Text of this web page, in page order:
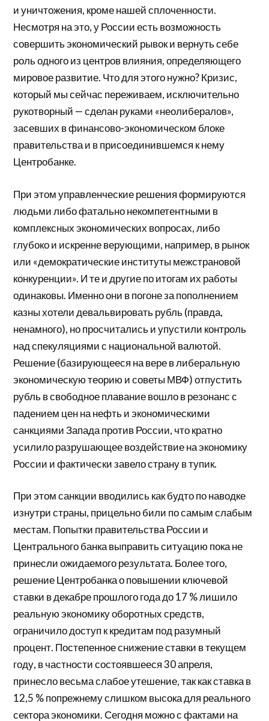
и уничтожения, кроме нашей сплоченности.
Несмотря на это, у России есть возможность
совершить экономический рывок и вернуть себе
роль одного из центров влияния, определяющего
мировое развитие. Что для этого нужно? Кризис,
который мы сейчас переживаем, исключительно
рукотворный — сделан руками «неолибералов»,
засевших в финансово-экономическом блоке
правительства и в присоединившемся к нему
Центробанке.
При этом управленческие решения формируются
людьми либо фатально некомпетентными в
комплексных экономических вопросах, либо
глубоко и искренне верующими, например, в рынок
или «демократические институты межстрановой
конкуренции». И те и другие по итогам их работы
одинаковы. Именно они в погоне за пополнением
казны хотели девальвировать рубль (правда,
ненамного), но просчитались и упустили контроль
над спекуляциями с национальной валютой.
Решение (базирующееся на вере в либеральную
экономическую теорию и советы МВФ) отпустить
рубль в свободное плавание вошло в резонанс с
падением цен на нефть и экономическими
санкциями Запада против России, что кратно
усилило разрушающее воздействие на экономику
России и фактически завело страну в тупик.
При этом санкции вводились как будто по наводке
изнутри страны, прицельно били по самым слабым
местам. Попытки правительства России и
Центрального банка выправить ситуацию пока не
принесли ожидаемого результата. Более того,
решение Центробанка о повышении ключевой
ставки в декабре прошлого года до 17 % лишило
реальную экономику оборотных средств,
ограничило доступ к кредитам под разумный
процент. Постепенное снижение ставки в текущем
году, в частности состоявшееся 30 апреля,
принесло весьма слабое утешение, так как ставка в
12,5 % попрежнему слишком высока для реального
сектора экономики. Сегодня можно с фактами на